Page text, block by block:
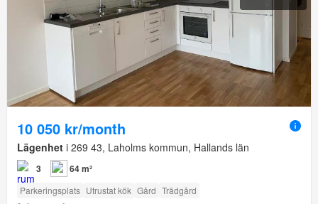
10 050 kr/month
Lägenhet i 269 43, Laholms kommun, Hallands län
3 64 m²
Parkeringsplats Utrustat kök Gård Trädgård